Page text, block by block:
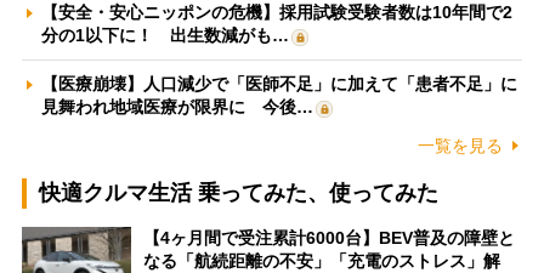
【安全・安心ニッポンの危機】採用試験受験者数は10年間で2
分の1以下に！ 出生数減がも…
【医療崩壊】人口減少で「医師不足」に加えて「患者不足」に
見舞われ地域医療が限界に 今後…
一覧を見る
快適クルマ生活 乗ってみた、使ってみた
【4ヶ月間で受注累計6000台】BEV普及の障壁と
なる「航続距離の不安」「充電のストレス」解